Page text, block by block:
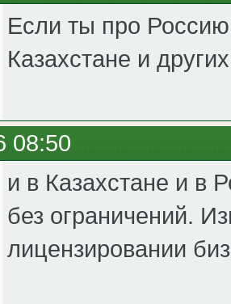
Если ты про
Казахстане и
08:50
и в Казахстане и в
без ограничений.
лицензировании